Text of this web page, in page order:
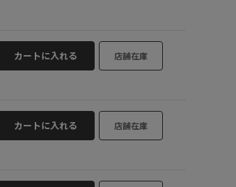
カートに入れる 店舗在庫
カートに入れる 店舗在庫